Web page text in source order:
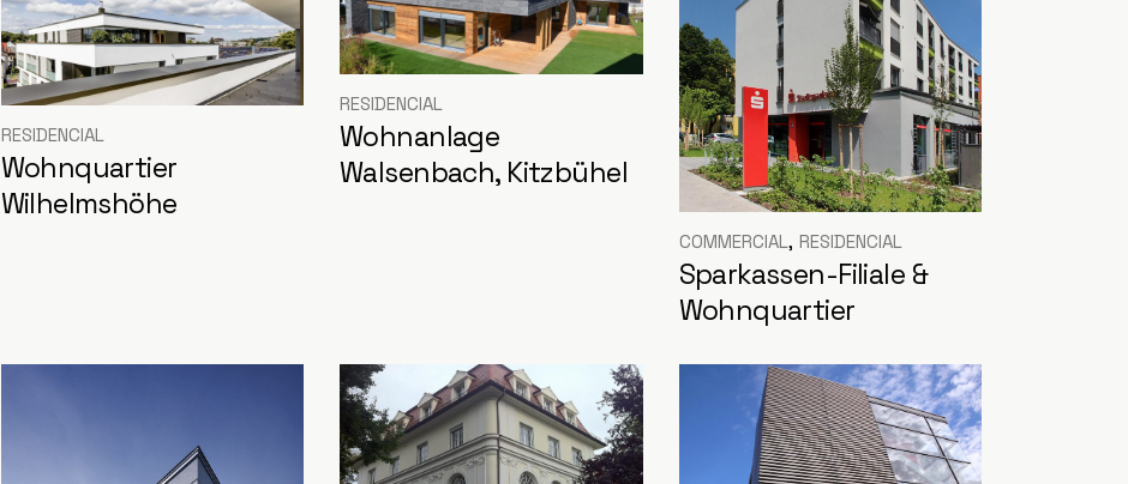
RESIDENCIAL
Wohnquartier
Wilhelmshöhe
RESIDENCIAL
Wohnanlage
Walsenbach, Kitzbühel
COMMERCIAL RESIDENCIAL
Sparkassen-Filiale &
Wohnquartier